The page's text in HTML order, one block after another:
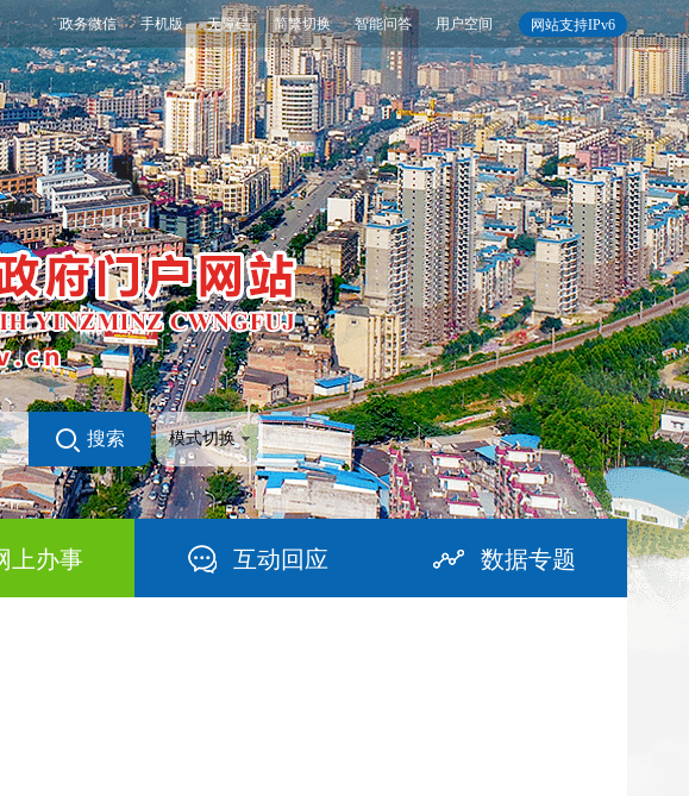
网站支持IPv6
政务微信 手机版 无障碍 简繁切换 智能问答 用户空间
搜索 模式切换
上办事 互动回应 数据专题